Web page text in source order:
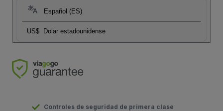
Español (ES)
US$ Dolar estadounidense
Controles de seguridad de primera clase